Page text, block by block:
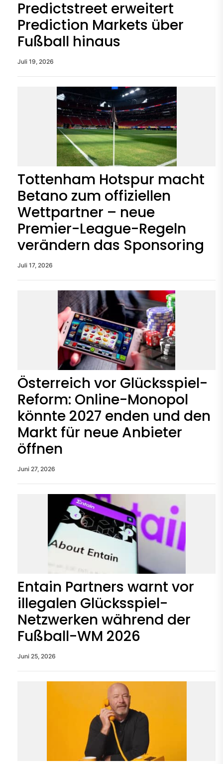
Predictstreet erweitert
Prediction Markets über
Fußball hinaus
Juli 19, 2026
Tottenham Hotspur macht
Betano zum offiziellen
Wettpartner – neue
Premier-League-Regeln
verändern das Sponsoring
Juli 17, 2026
Österreich vor Glücksspiel-
Reform: Online-Monopol
könnte 2027 enden und den
Markt für neue Anbieter
öffnen
Juni 27, 2026
Entain Partners warnt vor
illegalen Glücksspiel-
Netzwerken während der
Fußball-WM 2026
Juni 25, 2026